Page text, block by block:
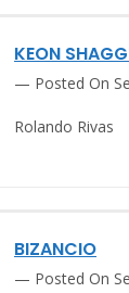
KEON
Posted On
Rolando Rivas
BIZANCIO
Posted On